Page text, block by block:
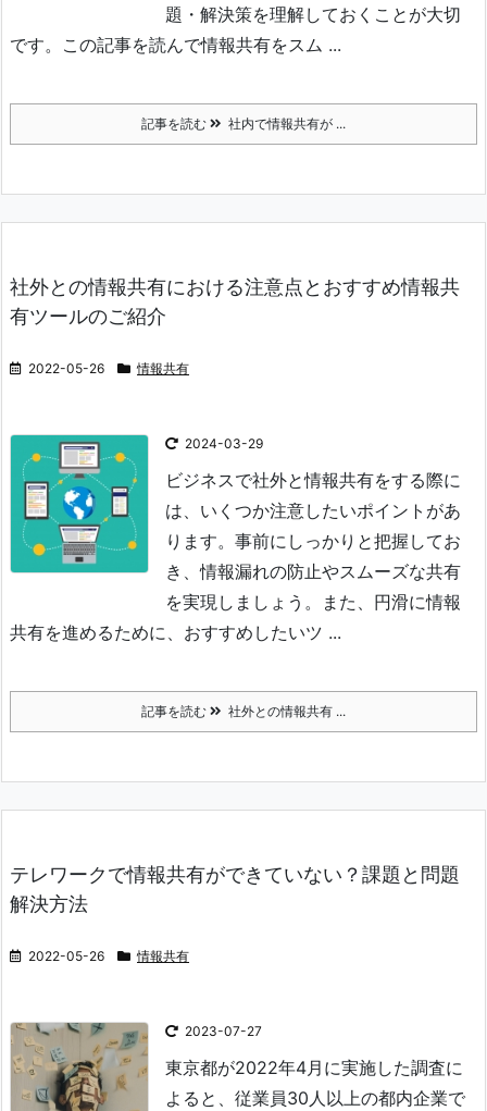
題・解決策を理解しておくことが大切
です。 この記事を読んで情報共有をスム ...
記事を読む 社内で情報共有が ...
社外との情報共有における注意点とおすすめ情報共
有ツールのご紹介
2022-05-26 情報共有
2024-03-29
ビジネスで社外と情報共有をする際に
は、いくつか注意したいポイントがあ
ります。 事前にしっかりと把握してお
き、情報漏れの防止やスムーズな共有
を実現しましょう。
また、円滑に情報
共有を進めるために、おすすめしたいツ ...
記事を読む 社外との情報共有 ...
テレワークで情報共有ができていない？課題と問題
解決方法
2022-05-26 情報共有
2023-07-27
東京都が2022年4月に実施した調査に
よると、従業員30人以上の都内企業で